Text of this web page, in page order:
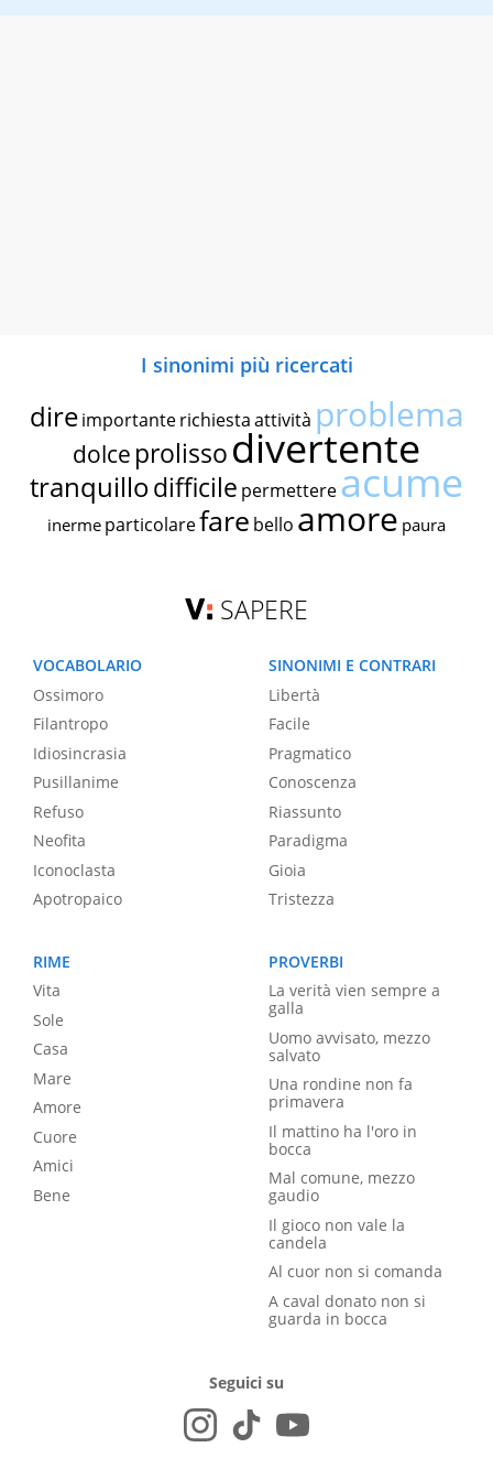
I sinonimi più ricercati
dire importante richiestaattività problema
dolce prolissodivertente
tranquillodifficile permettereacume
inerme particolarefare bello amore paura
SAPERE
VOCABOLARIO
Ossimoro
Filantropo
Idiosincrasia
Pusillanime
Refuso
Neofita
Iconoclasta
Apotropaico
SINONIMI E CONTRARI
Libertà
Facile
Pragmatico
Conoscenza
Riassunto
Paradigma
Gioia
Tristezza
RIME
Vita
Sole
Casa
Mare
Amore
Cuore
Amici
Bene
PROVERBI
La verità vien sempre a
galla
Uomo avvisato, mezzo
salvato
Una rondine non fa
primavera
Il mattino ha l'oro in
bocca
Mal comune, mezzo
gaudio
Il gioco non vale la
candela
Al cuor non si comanda
A caval donato non si
guarda in bocca
Seguici su